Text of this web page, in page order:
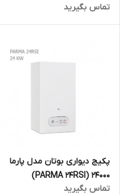
تماس بگیرید
پکیج دیواری بوتان مدل پارما
24000 (PARMA 24RSI)
تماس بگیرید